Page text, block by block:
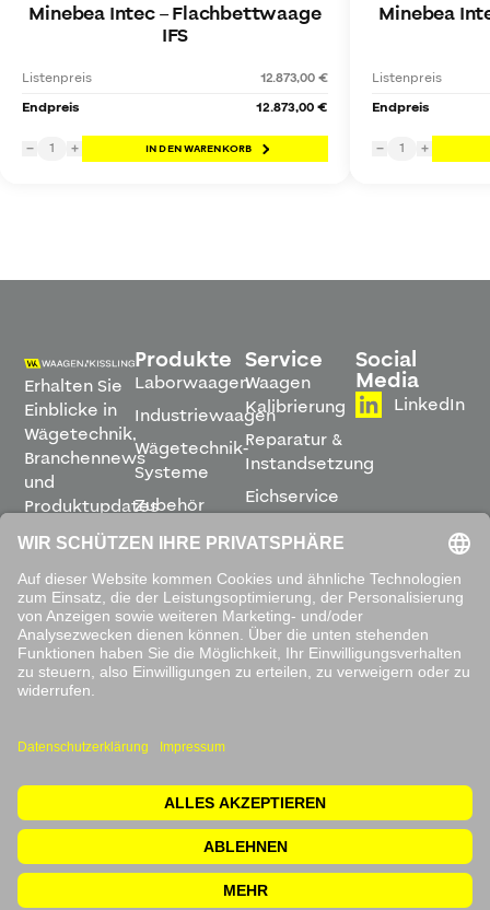
Minebea Intec–Flachbettwaage
IFS
Listenpreis
12.873,00 €
Endpreis
12.873,00 €
− 1 + IN DEN WARENKORB
Minebea
Listenpreis
Endpreis
− 1 +
Erhalten Sie
Einblicke in
Wägetechnik,
Branchennews
und
Produktupdates
direkt in
Ihren
Posteingang.
ABONNIEREN
Sie unsere
Datenschutzbestimmungen
Produkte
Laborwaagen
Industriewaagen
Wägetechnik-
Systeme
Zubehör
Software
Service
Waagen
Kalibrierung
Reparatur &
Instandsetzung
Eichservice
Montage &
Inbetriebnahme
Leihwaagen
&
Mietservice
Social
Media
LinkedIn
© 2026 Waagen Kissling. Alle Rechte vorbehalten.
Datenschutzerklärung